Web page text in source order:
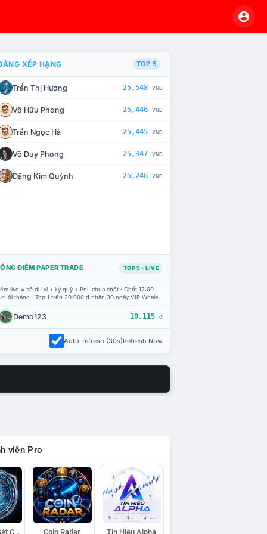
CHẾ TÀI XỬ LÝ VI PHẠM
XẾP HẠNG TOP 5
Trần Thị Hương 25,548 VNĐ
Võ Hữu Phong 25,446 VNĐ
Trần Ngọc Hà 25,445 VNĐ
Võ Duy Phong 25,347 VNĐ
Đặng Kim Quỳnh 25,246 VNĐ
ĐIỂM PAPER TRADE TOP 5 · LIVE
live = số dư ví + ký quỹ + PnL chưa chốt · Chốt 12:00
tháng · Top 1 trên 20.000 đ nhận 30 ngày VIP Whale.
Demo123 10.115 đ
Auto-refresh (30s)Refresh Now
viên Pro
Đội Trinh Sát Cá Voi Coin Radar Tín Hiệu Alpha